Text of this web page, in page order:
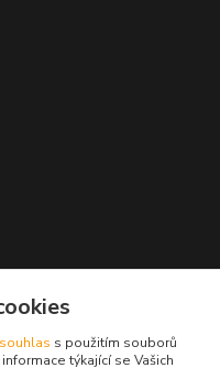
souhlas s použitím souborů
týkající se Vašich